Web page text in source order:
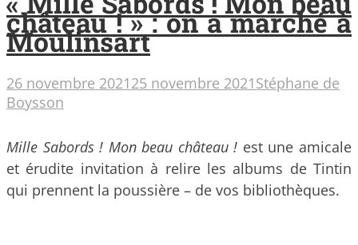
château ! » : on a marché à
Moulinsart
26 novembre 202125 novembre 2021Stéphane de
Boysson
Mille Sabords ! Mon beau château ! est une amicale
et érudite invitation à relire les albums de Tintin
qui prennent la poussière – de vos bibliothèques.